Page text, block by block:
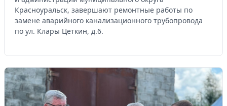
Красноуральск, завершают ремонтные работы по
замене аварийного канализационного трубопровода
по ул. Клары Цеткин, д.6.